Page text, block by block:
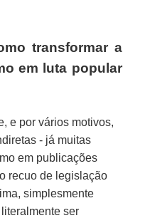
transformar a
em luta popular
e por vários motivos,
- já muitas
em publicações
recuo de legislação
simplesmente
ser